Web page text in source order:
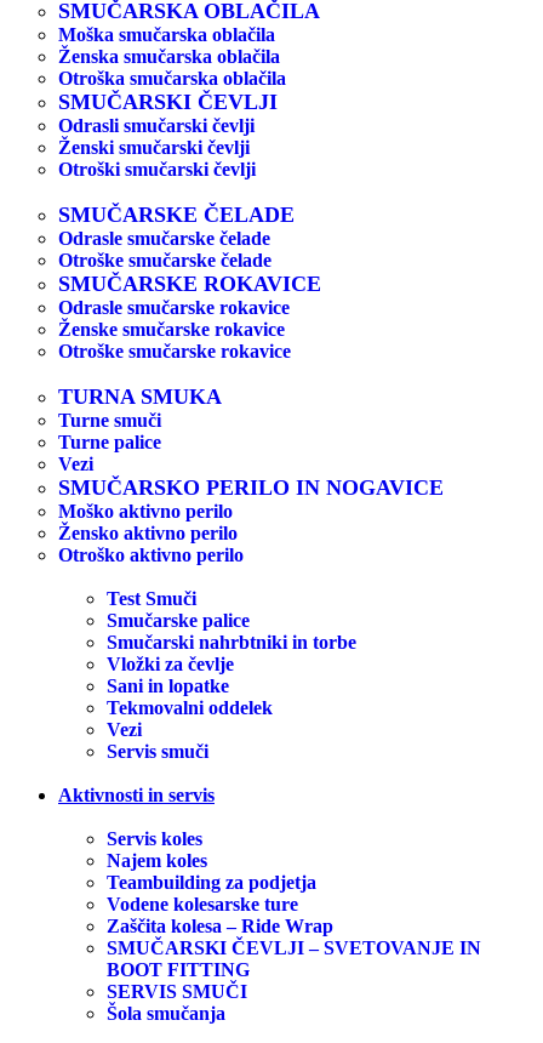
SMUČARSKA OBLAČILA
Moška smučarska oblačila
Ženska smučarska oblačila
Otroška smučarska oblačila
SMUČARSKI ČEVLJI
Odrasli smučarski čevlji
Ženski smučarski čevlji
Otroški smučarski čevlji
SMUČARSKE ČELADE
Odrasle smučarske čelade
Otroške smučarske čelade
SMUČARSKE ROKAVICE
Odrasle smučarske rokavice
Ženske smučarske rokavice
Otroške smučarske rokavice
TURNA SMUKA
Turne smuči
Turne palice
Vezi
SMUČARSKO PERILO IN NOGAVICE
Moško aktivno perilo
Žensko aktivno perilo
Otroško aktivno perilo
Test Smuči
Smučarske palice
Smučarski nahrbtniki in torbe
Vložki za čevlje
Sani in lopatke
Tekmovalni oddelek
Vezi
Servis smuči
Aktivnosti in servis
Servis koles
Najem koles
Teambuilding za podjetja
Vodene kolesarske ture
Zaščita kolesa – Ride Wrap
SMUČARSKI ČEVLJI – SVETOVANJE IN
BOOT FITTING
SERVIS SMUČI
Šola smučanja